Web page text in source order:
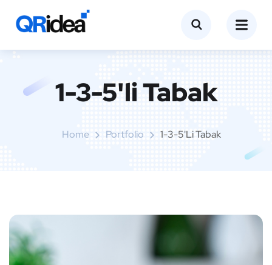
1-3-5'li Tabak
Home Portfolio 1-3-5'li Tabak